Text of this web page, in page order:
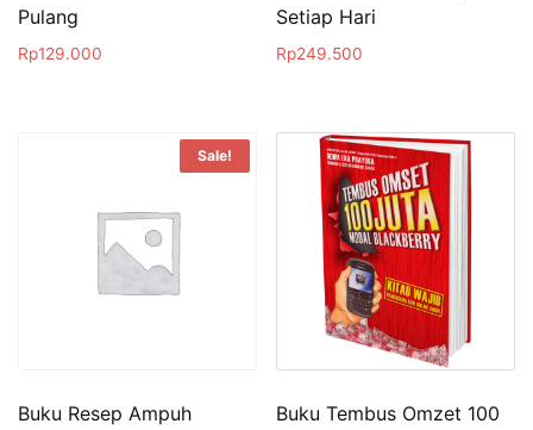
Pulang
Rp129.000
Setiap Hari
Rp249.500
Sale!
Buku Resep Ampuh
Buku Tembus Omzet 100